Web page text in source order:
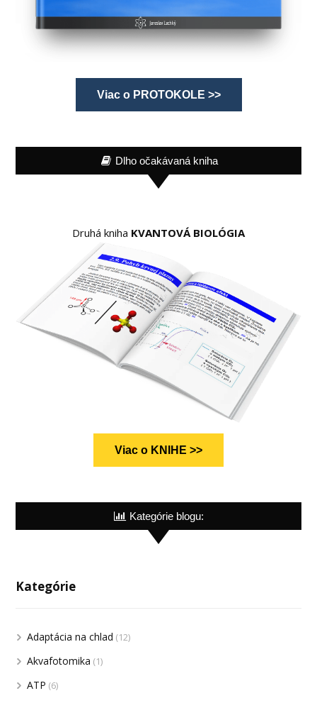
Viac o PROTOKOLE >>
Dlho očakávaná kniha
Druhá kniha KVANTOVÁ BIOLÓGIA
Viac o KNIHE >>
Kategórie blogu:
Kategórie
Adaptácia na chlad (12)
Akvafotomika (1)
ATP (6)